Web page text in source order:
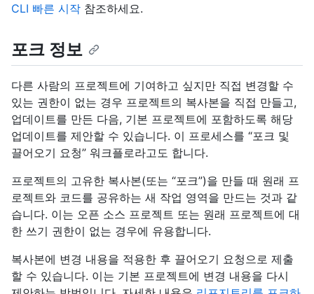
CLI 빠른 시작 참조하세요.
포크 정보
다른 사람의 프로젝트에 기여하고 싶지만 직접 변경할 수
있는 권한이 없는 경우 프로젝트의 복사본을 직접 만들고,
업데이트를 만든 다음, 기본 프로젝트에 포함하도록 해당
업데이트를 제안할 수 있습니다. 이 프로세스를 “포크 및
끌어오기 요청” 워크플로라고도 합니다.
프로젝트의 고유한 복사본(또는 “포크”)을 만들 때 원래 프
로젝트와 코드를 공유하는 새 작업 영역을 만드는 것과 같
습니다. 이는 오픈 소스 프로젝트 또는 원래 프로젝트에 대
한 쓰기 권한이 없는 경우에 유용합니다.
복사본에 변경 내용을 적용한 후 끌어오기 요청으로 제출
할 수 있습니다. 이는 기본 프로젝트에 변경 내용을 다시